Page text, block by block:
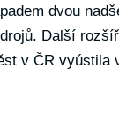
dvou
Další
v ČR